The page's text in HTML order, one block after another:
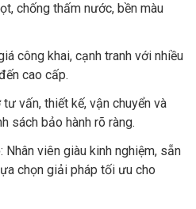
chống thấm nước, bền màu
công khai, cạnh tranh với nhiều
cao cấp.
tư vấn, thiết kế, vận chuyển và
sách bảo hành rõ ràng.
: Nhân viên giàu kinh nghiệm, sẵn
chọn giải pháp tối ưu cho